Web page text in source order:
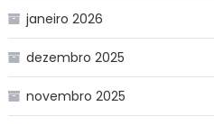
janeiro 2026
dezembro 2025
novembro 2025